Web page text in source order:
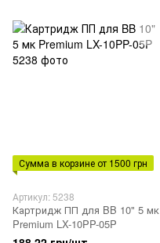
Сумма в корзине от 1500 грн
Артикул: 5238
Картридж ПП для BB 10" 5 мк
Premium LX-10PP-05P